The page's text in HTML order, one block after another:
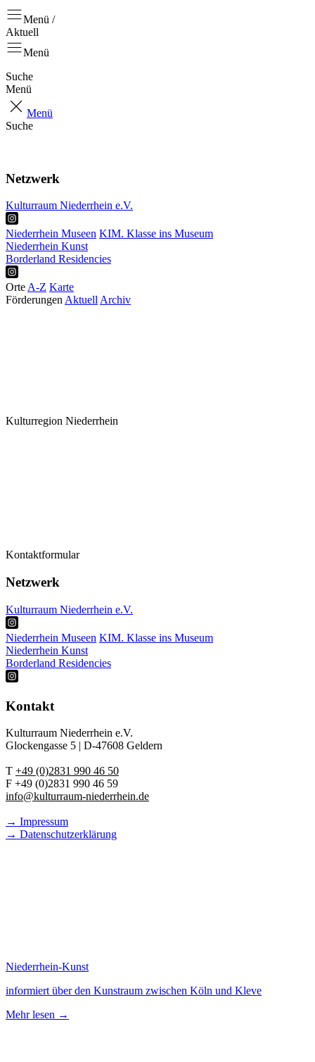
Menü /
Aktuell
Menü
Suche
Menü
Menü
Suche
Netzwerk
Kulturraum Niederrhein e.V.
Niederrhein Museen KIM. Klasse ins Museum
Niederrhein Kunst
Borderland Residencies
OrteA-Z Karte
FörderungenAktuellArchiv
Kulturregion Niederrhein
Kontaktformular
Netzwerk
Kulturraum Niederrhein e.V.
Niederrhein Museen KIM. Klasse ins Museum
Niederrhein Kunst
Borderland Residencies
Kontakt
Kulturraum Niederrhein e.V.
Glockengasse 5 | D-47608 Geldern
T +49 (0)2831 990 46 50
F +49 (0)2831 990 46 59
info@kulturraum-niederrhein.de
→ Impressum
→ Datenschutzerklärung
Niederrhein-Kunst
informiert über den Kunstraum zwischen Köln und Kleve
Mehr lesen →